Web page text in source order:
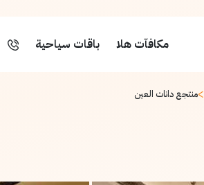
مكافآت هلا باقات سياحية
>منتجع دانات العين